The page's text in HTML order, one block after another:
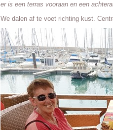
er is een terras vooraan en een
We dalen af te voet richting kust.